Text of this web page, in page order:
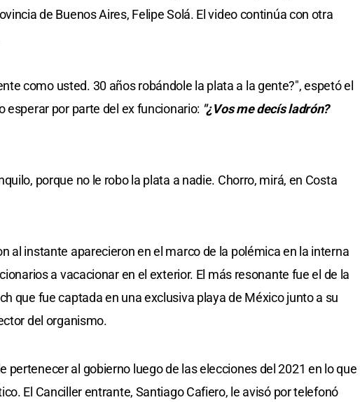
de Buenos Aires, Felipe Solá. El video continúa con otra
como usted. 30 años robándole la plata a la gente?", espetó el
esperar por parte del ex funcionario: "¿Vos me decís ladrón?
porque no le robo la plata a nadie. Chorro, mirá, en Costa
al instante aparecieron en el marco de la polémica en la interna
a vacacionar en el exterior. El más resonante fue el de la
que fue captada en una exclusiva playa de México junto a su
del organismo.
pertenecer al gobierno luego de las elecciones del 2021 en lo que
El Canciller entrante, Santiago Cafiero, le avisó por telefonó